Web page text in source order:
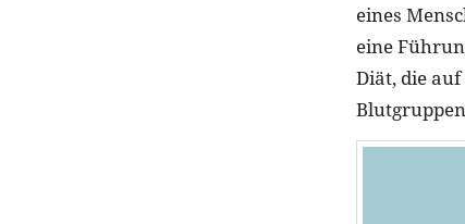
eines
eine
Diät, die